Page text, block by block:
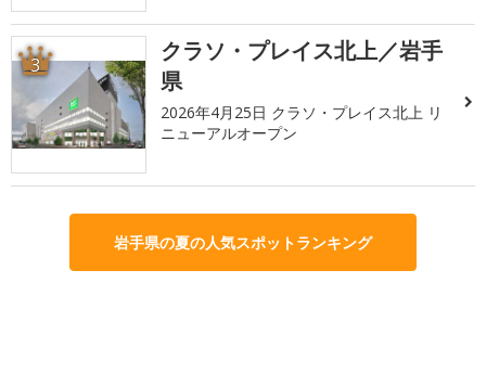
3
クラソ・プレイス北上／岩手
県
2026年4月25日 クラソ・プレイス北上 リ
ニューアルオープン
岩手県の夏の人気スポットランキング